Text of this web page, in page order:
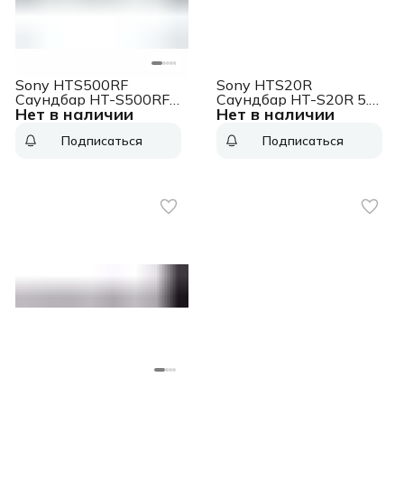
Нет в наличии
Sony HTS500RF
Саундбар HT-S500RF
5.1 760Вт+240Вт
Подписаться
Нет в наличии
Sony HTS20R
Саундбар HT-S20R 5.1
400Вт черный
Подписаться